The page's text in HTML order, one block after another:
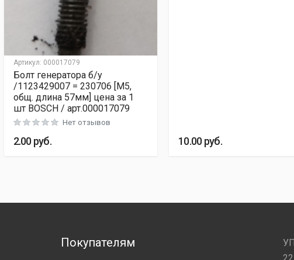
Артикул: 000017079
Болт генератора б/у
/1123429007 = 230706 [М5,
общ. длина 57мм] цена за 1
шт BOSCH / арт.000017079
Нет отзывов
2.00руб. 10.00руб.
Покупателям